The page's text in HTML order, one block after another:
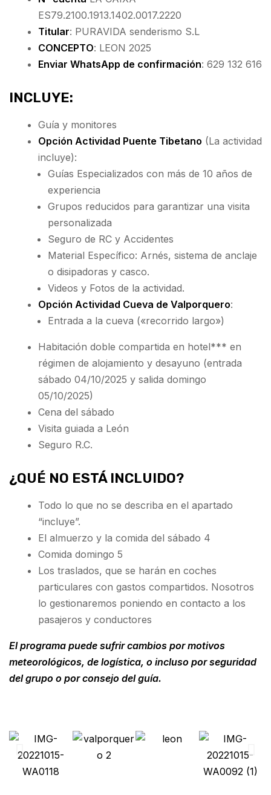
ES79.2100.1913.1402.0017.2220
Titular: PURAVIDA senderismo S.L
CONCEPTO: LEON 2025
Enviar WhatsApp de confirmación: 629 132 616
INCLUYE:
Guía y monitores
Opción Actividad Puente Tibetano (La actividad
incluye):
Guías Especializados con más de 10 años de
experiencia
Grupos reducidos para garantizar una visita
personalizada
Seguro de RC y Accidentes
Material Específico: Arnés, sistema de anclaje
o disipadoras y casco.
Videos y Fotos de la actividad.
Opción Actividad Cueva de Valporquero:
Entrada a la cueva («recorrido largo»)
Habitación doble compartida en hotel*** en
régimen de alojamiento y desayuno (entrada
sábado 04/10/2025 y salida domingo
05/10/2025)
Cena del sábado
Visita guiada a León
Seguro R.C.
¿QUÉ NO ESTÁ INCLUIDO?
Todo lo que no se describa en el apartado
“incluye”.
El almuerzo y la comida del sábado 4
Comida domingo 5
Los traslados, que se harán en coches
particulares con gastos compartidos. Nosotros
lo gestionaremos poniendo en contacto a los
pasajeros y conductores
El programa puede sufrir cambios por motivos
meteorológicos, de logística, o incluso por seguridad
del grupo o por consejo del guía.